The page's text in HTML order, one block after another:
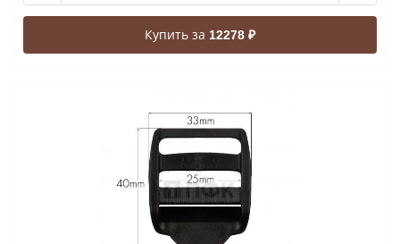
Купить за 12278 ₽